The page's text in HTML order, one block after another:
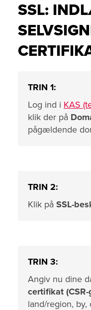
SSL:
TRIN 1:
Log ind i KAS
klik der på
pågældende
TRIN 2:
Klik på SSL-
TRIN 3:
Angiv nu dine
certifikat
land/region, by,